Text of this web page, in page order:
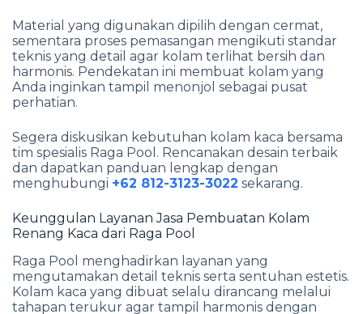
Material yang digunakan dipilih dengan cermat,
sementara proses pemasangan mengikuti standar
teknis yang detail agar kolam terlihat bersih dan
harmonis. Pendekatan ini membuat kolam yang
Anda inginkan tampil menonjol sebagai pusat
perhatian.
Segera diskusikan kebutuhan kolam kaca bersama
tim spesialis Raga Pool. Rencanakan desain terbaik
dan dapatkan panduan lengkap dengan
menghubungi +62 812-3123-3022 sekarang.
Keunggulan Layanan Jasa Pembuatan Kolam
Renang Kaca dari Raga Pool
Raga Pool menghadirkan layanan yang
mengutamakan detail teknis serta sentuhan estetis.
Kolam kaca yang dibuat selalu dirancang melalui
tahapan terukur agar tampil harmonis dengan